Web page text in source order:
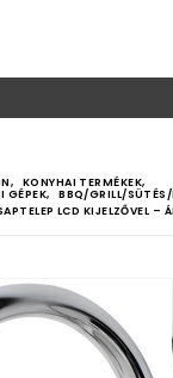
, KONYHAI TERMÉKEK,
GÉPEK,
BBQ/GRILL/SÜTÉS/
LCD KIJELZŐVEL –